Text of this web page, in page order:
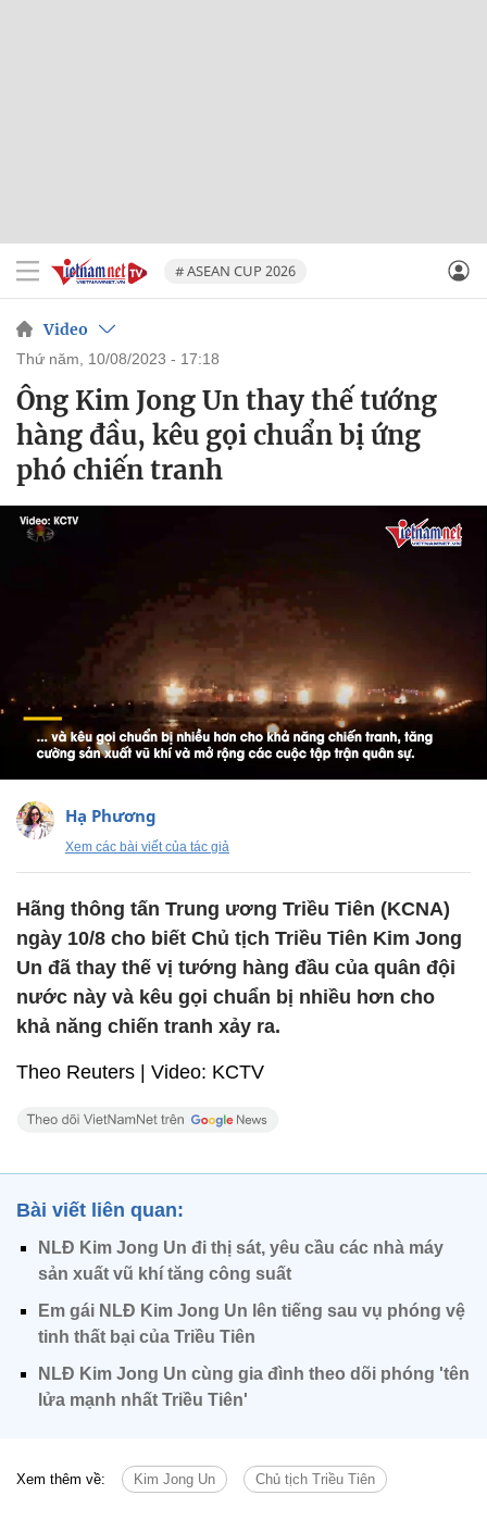
# ASEAN CUP 2026
Video
thứ năm, 10/08/2023 - 17:18
Ông Kim Jong Un thay thế tướng
hàng đầu, kêu gọi chuẩn bị ứng
phó chiến tranh
Hạ Phương
Xem các bài viết của tác giả
Hãng thông tấn Trung ương Triều Tiên (KCNA)
ngày 10/8 cho biết Chủ tịch Triều Tiên Kim Jong
Un đã thay thế vị tướng hàng đầu của quân đội
nước này và kêu gọi chuẩn bị nhiều hơn cho
khả năng chiến tranh xảy ra.
Theo Reuters | Video: KCTV
Bài viết liên quan:
NLĐ Kim Jong Un đi thị sát, yêu cầu các nhà máy
sản xuất vũ khí tăng công suất
Em gái NLĐ Kim Jong Un lên tiếng sau vụ phóng vệ
tinh thất bại của Triều Tiên
NLĐ Kim Jong Un cùng gia đình theo dõi phóng 'tên
lửa mạnh nhất Triều Tiên'
Xem thêm về: Kim Jong Un Chủ tịch Triều Tiên